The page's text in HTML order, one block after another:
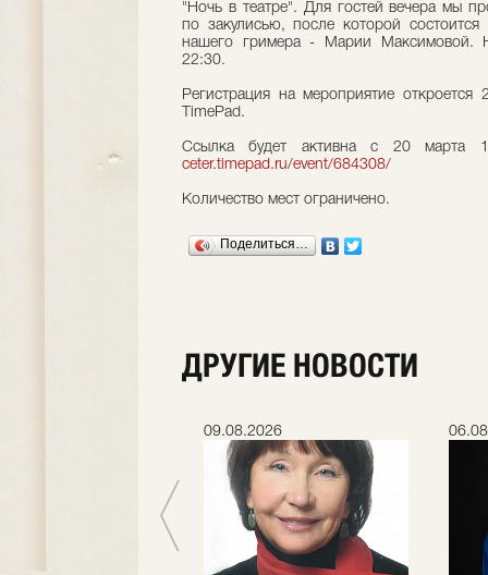
"Ночь в театре". Для гостей вечера мы
по закулисью, после которой состоится
нашего гримера - Марии Максимовой.
22:30.
Регистрация на мероприятие
TimePad.
Ссылка будет активна с 20 марта
ceter.timepad.ru/event/684308/
Количество мест ограничено.
Поделиться…
ДРУГИЕ НОВОСТИ
09.08.2026